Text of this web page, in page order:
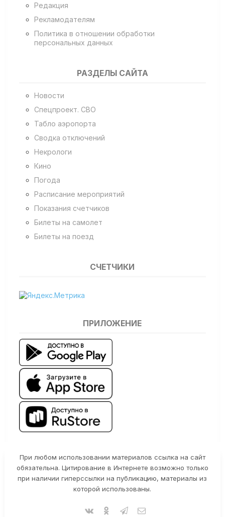
Редакция
Рекламодателям
Политика в отношении обработки
персональных данных
РАЗДЕЛЫ САЙТА
Новости
Спецпроект. СВО
Табло аэропорта
Сводка отключений
Некрологи
Кино
Погода
Расписание мероприятий
Показания счетчиков
Билеты на самолет
Билеты на поезд
СЧЕТЧИКИ
ПРИЛОЖЕНИЕ
При любом использовании материалов ссылка на сайт
обязательна. Цитирование в Интернете возможно только
при наличии гиперссылки на публикацию, материалы из
которой использованы.